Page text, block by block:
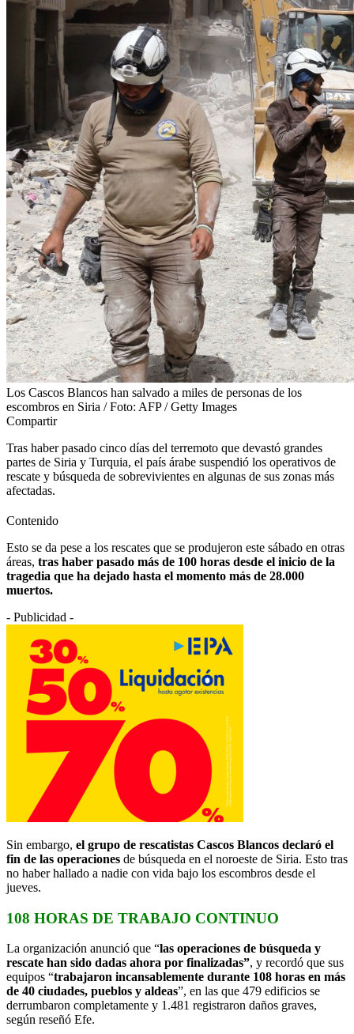
Los Cascos Blancos han salvado a miles de personas de los
escombros en Siria / Foto: AFP / Getty Images
Compartir
Tras haber pasado cinco días del terremoto que devastó grandes
partes de Siria y Turquia, el país árabe suspendió los operativos de
rescate y búsqueda de sobrevivientes en algunas de sus zonas más
afectadas.
Contenido
Esto se da pese a los rescates que se produjeron este sábado en otras
áreas, tras haber pasado más de 100 horas desde el inicio de la
tragedia que ha dejado hasta el momento más de 28.000
muertos.
- Publicidad -
Sin embargo, el grupo de rescatistas Cascos Blancos declaró el
fin de las operaciones de búsqueda en el noroeste de Siria. Esto tras
no haber hallado a nadie con vida bajo los escombros desde el
jueves.
108 HORAS DE TRABAJO CONTINUO
La organización anunció que “las operaciones de búsqueda y
rescate han sido dadas ahora por finalizadas”, y recordó que sus
equipos “trabajaron incansablemente durante 108 horas en más
de 40 ciudades, pueblos y aldeas”, en las que 479 edificios se
derrumbaron completamente y 1.481 registraron daños graves,
según reseñó Efe.